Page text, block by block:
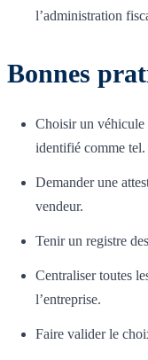
l’administration
Bonnes
Choisir un véhicule
identifié comme tel.
Demander une
vendeur.
Tenir un registre
Centraliser toutes
l’entreprise.
Faire valider le